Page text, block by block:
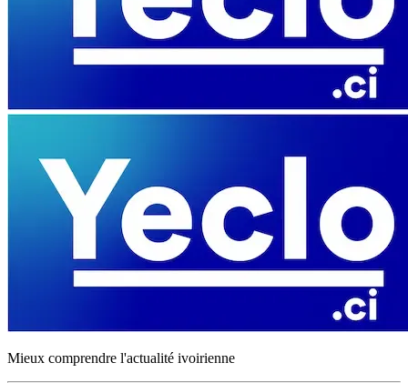
Mieux comprendre l'actualité ivoirienne